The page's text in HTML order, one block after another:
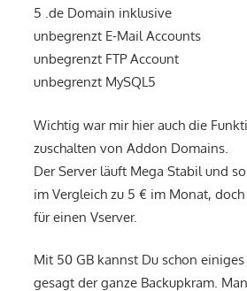
5 .de Domain inklusive
unbegrenzt E-Mail Accounts
unbegrenzt FTP Account
unbegrenzt MySQL5
Wichtig war mir hier auch die
zuschalten von Addon Domains.
Der Server läuft Mega Stabil und
im Vergleich zu 5 € im Monat,
für einen Vserver.
Mit 50 GB kannst Du schon
gesagt der ganze Backupkram.